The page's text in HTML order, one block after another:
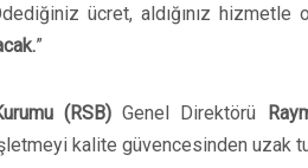
ücret, aldığınız hizmetle
”
(RSB) Genel Direktörü
kalite güvencesinden uzak